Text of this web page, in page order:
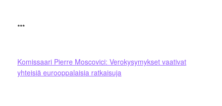
***
Komissaari Pierre Moscovici: Verokysymykset vaativat
yhteisiä eurooppalaisia ratkaisuja